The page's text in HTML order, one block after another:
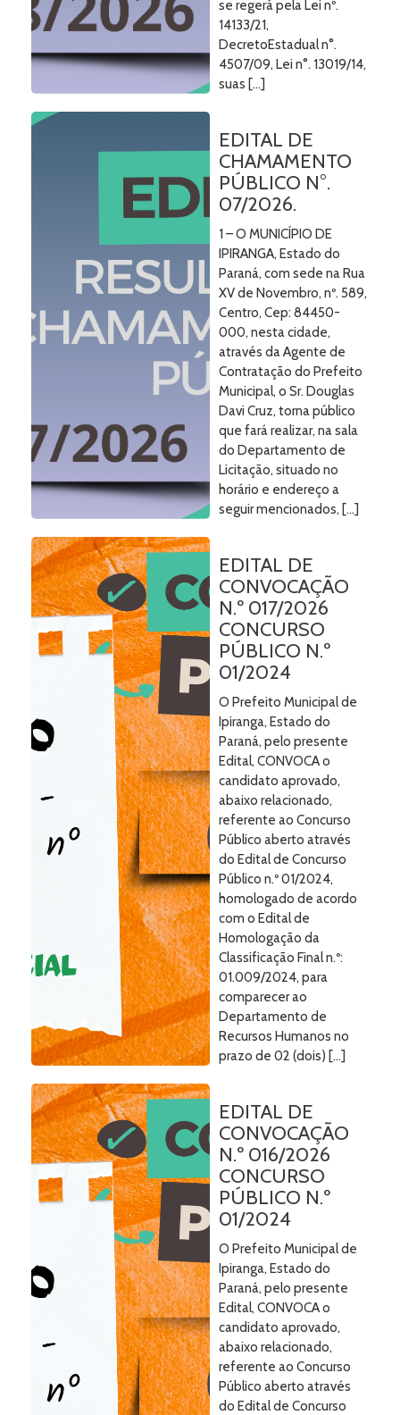
se regerá pela Lei nº.
14133/21,
DecretoEstadual n°.
4507/09, Lei n°. 13019/14,
suas […]
EDITAL DE
CHAMAMENTO
PÚBLICO N°.
07/2026.
1 – O MUNICÍPIO DE
IPIRANGA, Estado do
Paraná, com sede na Rua
XV de Novembro, nº. 589,
Centro, Cep: 84450-
000, nesta cidade,
através da Agente de
Contratação do Prefeito
Municipal, o Sr. Douglas
Davi Cruz, torna público
que fará realizar, na sala
do Departamento de
Licitação, situado no
horário e endereço a
seguir mencionados, […]
EDITAL DE
CONVOCAÇÃO
N.º 017/2026
CONCURSO
PÚBLICO N.º
01/2024
O Prefeito Municipal de
Ipiranga, Estado do
Paraná, pelo presente
Edital, CONVOCA o
candidato aprovado,
abaixo relacionado,
referente ao Concurso
Público aberto através
do Edital de Concurso
Público n.º 01/2024,
homologado de acordo
com o Edital de
Homologação da
Classificação Final n.º:
01.009/2024, para
comparecer ao
Departamento de
Recursos Humanos no
prazo de 02 (dois) […]
EDITAL DE
CONVOCAÇÃO
N.º 016/2026
CONCURSO
PÚBLICO N.º
01/2024
O Prefeito Municipal de
Ipiranga, Estado do
Paraná, pelo presente
Edital, CONVOCA o
candidato aprovado,
abaixo relacionado,
referente ao Concurso
Público aberto através
do Edital de Concurso